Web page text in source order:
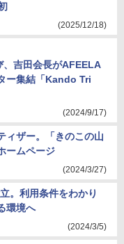
(2025/12/18)
吉田会長がAFEELA
ー集結「Kando Tri
(2024/9/17)
ィザー。「きのこの山
ームページ
(2024/3/27)
。利用条件をわかり
環境へ
(2024/3/5)